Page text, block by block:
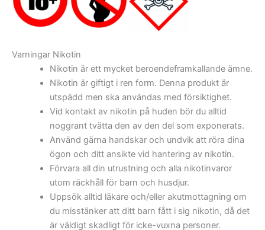
Varningar Nikotin
Nikotin är ett mycket beroendeframkallande ämne.
Nikotin är giftigt i ren form. Denna produkt är
utspädd men ska användas med försiktighet.
Vid kontakt av nikotin på huden bör du alltid
noggrant tvätta den av den del som exponerats.
Använd gärna handskar och undvik att röra dina
ögon och ditt ansikte vid hantering av nikotin.
Förvara all din utrustning och alla nikotinvaror
utom räckhåll för barn och husdjur.
Uppsök alltid läkare och/eller akutmottagning om
du misstänker att ditt barn fått i sig nikotin, då det
är väldigt skadligt för icke-vuxna personer.